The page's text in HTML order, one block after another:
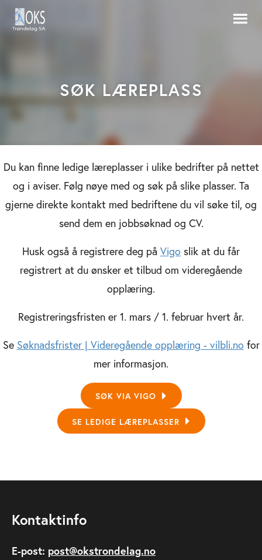
SØK LÆREPLASS
Du kan finne ledige læreplasser i ulike bedrifter på nettet
og i aviser. Følg nøye med og søk på slike plasser. Ta
gjerne direkte kontakt med bedriftene du vil søke til, og
send dem en jobbsøknad og CV.
Husk også å registrere deg på Vigo slik at du får
registrert at du ønsker et tilbud om videregående
opplæring.
Registreringsfristen er 1. mars / 1. februar hvert år.
Se Søknadsfrister | Videregående opplæring - vilbli.no for
mer informasjon.
SØK VIA VIGO
SE LEDIGE LÆREPLASSER
Kontaktinfo
E-post: post@okstrondelag.no